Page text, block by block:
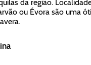
da região.
ou Évora são uma